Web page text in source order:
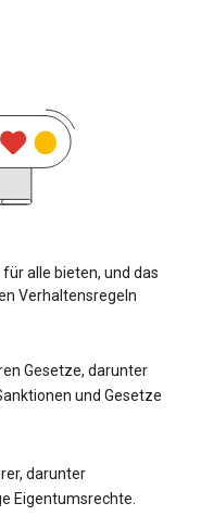
alle bieten, und das
Verhaltensregeln
Gesetze, darunter
und Gesetze
darunter
Eigentumsrechte.